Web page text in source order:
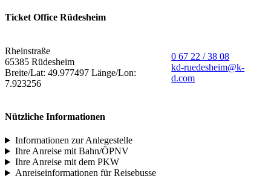
Ticket Office Rüdesheim
Rheinstraße
65385 Rüdesheim
Breite/Lat: 49.977497 Länge/Lon:
7.923256
0 67 22 / 38 08
kd-ruedesheim@k-
d.com
Nützliche Informationen
Informationen zur Anlegestelle
Ihre Anreise mit Bahn/ÖPNV
Ihre Anreise mit dem PKW
Anreiseinformationen für Reisebusse